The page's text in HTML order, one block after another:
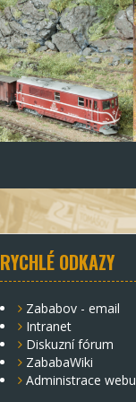
RYCHLÉ ODKAZY
Zababov - email
Intranet
Diskuzní fórum
ZababaWiki
Administrace webu